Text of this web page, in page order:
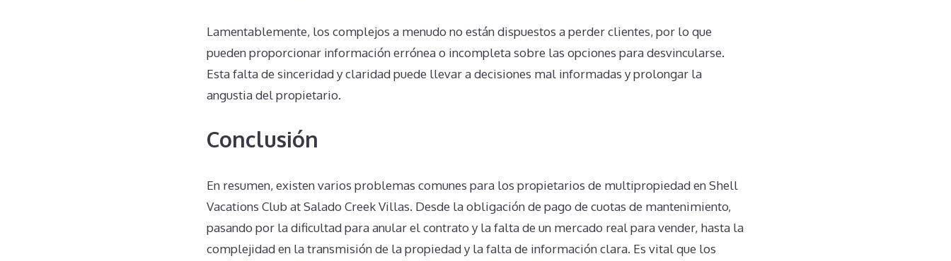
Lamentablemente, los complejos a menudo no están dispuestos a perder clientes, por lo que
pueden proporcionar información errónea o incompleta sobre las opciones para desvincularse.
Esta falta de sinceridad y claridad puede llevar a decisiones mal informadas y prolongar la
angustia del propietario.
Conclusión
En resumen, existen varios problemas comunes para los propietarios de multipropiedad en Shell
Vacations Club at Salado Creek Villas. Desde la obligación de pago de cuotas de mantenimiento,
pasando por la dificultad para anular el contrato y la falta de un mercado real para vender, hasta la
complejidad en la transmisión de la propiedad y la falta de información clara. Es vital que los